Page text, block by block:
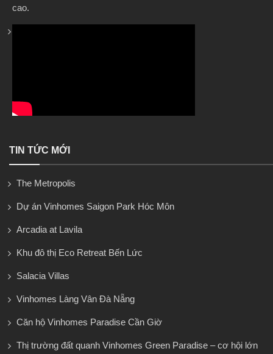
cao.
TIN TỨC MỚI
The Metropolis
Dự án Vinhomes Saigon Park Hóc Môn
Arcadia at Lavila
Khu đô thị Eco Retreat Bến Lức
Salacia Villas
Vinhomes Làng Vân Đà Nẵng
Căn hộ Vinhomes Paradise Cần Giờ
Thị trường đất quanh Vinhomes Green Paradise – cơ hội lớn